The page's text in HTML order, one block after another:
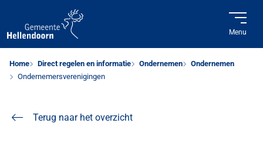
Menu
Home Direct regelen en informatie Ondernemen
Ondernemen
Ondernemersverenigingen
Terug naar het overzicht